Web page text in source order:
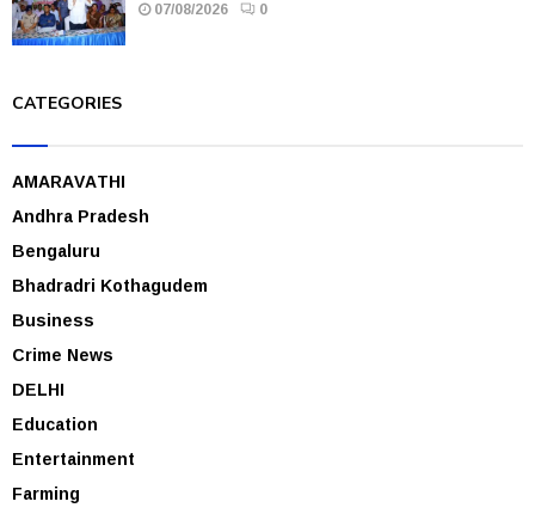
07/08/2026 0
CATEGORIES
AMARAVATHI
Andhra Pradesh
Bengaluru
Bhadradri Kothagudem
Business
Crime News
DELHI
Education
Entertainment
Farming